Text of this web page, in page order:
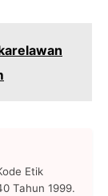
Etik
Tahun 1999.